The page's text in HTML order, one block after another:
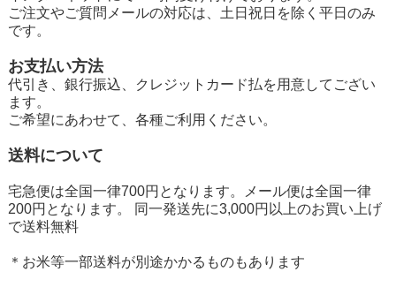
ご注文やご質問メールの対応は、土日祝日を除く平日のみ
です。
お支払い方法
代引き、銀行振込、クレジットカード払を用意してござい
ます。
ご希望にあわせて、各種ご利用ください。
送料について
宅急便は全国一律700円となります。メール便は全国一律
200円となります。 同一発送先に3,000円以上のお買い上げ
で送料無料
＊お米等一部送料が別途かかるものもあります